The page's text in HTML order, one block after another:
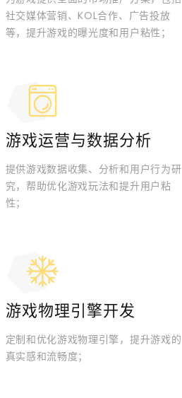
社交媒体营销、KOL合作、广告投放
等，提升游戏的曝光度和用户粘性；
游戏运营与数据分析
提供游戏数据收集、分析和用户行为研
究，帮助优化游戏玩法和提升用户粘
性；
游戏物理引擎开发
定制和优化游戏物理引擎，提升游戏的
真实感和流畅度；